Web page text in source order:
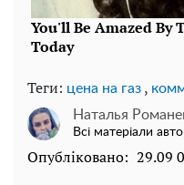
Теги: цена на газ ,
Наталья
Всі матеріали
Опубліковано: 29.09